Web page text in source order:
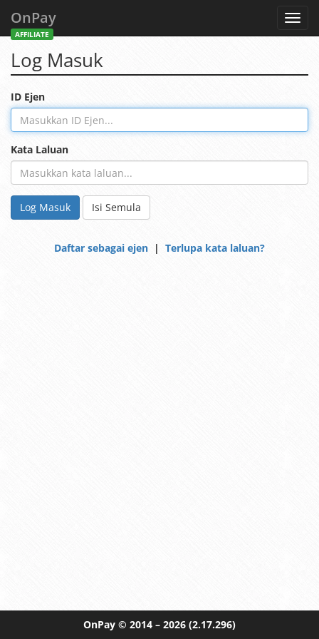
OnPay
AFFILIATE
Log Masuk
ID Ejen
Kata Laluan
Log Masuk Isi Semula
Daftar sebagai ejen | Terlupa kata laluan?
OnPay © 2014 – 2026 (2.17.296)